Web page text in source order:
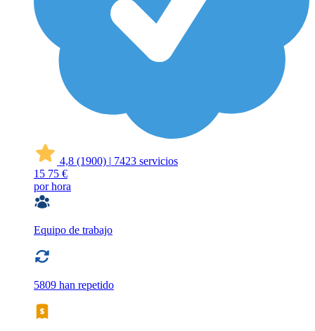
4,8 (1900) | 7423 servicios
15 75 €
por hora
Equipo de trabajo
5809 han repetido